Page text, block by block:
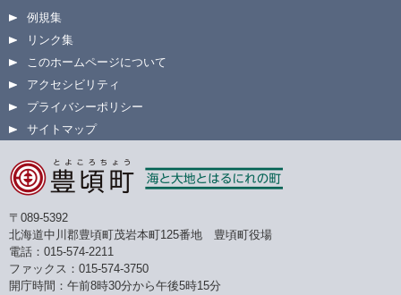
例規集
リンク集
このホームページについて
アクセシビリティ
プライバシーポリシー
サイトマップ
〒089-5392
北海道中川郡豊頃町茂岩本町125番地 豊頃町役場
電話：015-574-2211
ファックス：015-574-3750
開庁時間：午前8時30分から午後5時15分